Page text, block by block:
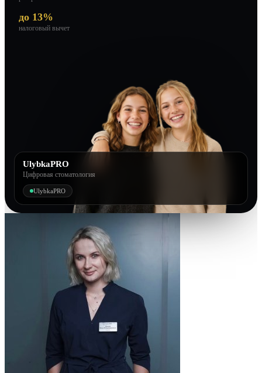
до 13%
налоговый вычет
UlybkaPRO
Цифровая стоматология
UlybkaPRO